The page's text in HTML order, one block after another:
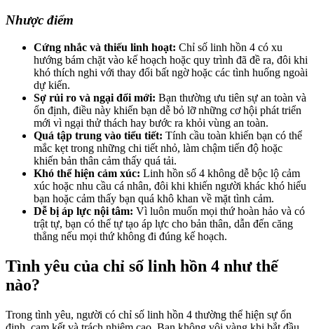
Nhược điểm
Cứng nhắc và thiếu linh hoạt: Chỉ số linh hồn 4 có xu
hướng bám chặt vào kế hoạch hoặc quy trình đã đề ra, đôi khi
khó thích nghi với thay đổi bất ngờ hoặc các tình huống ngoài
dự kiến.
Sợ rủi ro và ngại đổi mới: Bạn thường ưu tiên sự an toàn và
ổn định, điều này khiến bạn dễ bỏ lỡ những cơ hội phát triển
mới vì ngại thử thách hay bước ra khỏi vùng an toàn.
Quá tập trung vào tiểu tiết: Tính cầu toàn khiến bạn có thể
mắc kẹt trong những chi tiết nhỏ, làm chậm tiến độ hoặc
khiến bản thân cảm thấy quá tải.
Khó thể hiện cảm xúc: Linh hồn số 4 không dễ bộc lộ cảm
xúc hoặc nhu cầu cá nhân, đôi khi khiến người khác khó hiểu
bạn hoặc cảm thấy bạn quá khô khan về mặt tình cảm.
Dễ bị áp lực nội tâm: Vì luôn muốn mọi thứ hoàn hảo và có
trật tự, bạn có thể tự tạo áp lực cho bản thân, dẫn đến căng
thẳng nếu mọi thứ không đi đúng kế hoạch.
Tình yêu của chỉ số linh hồn 4 như thế
nào?
Trong tình yêu, người có chỉ số linh hồn 4 thường thể hiện sự ổn